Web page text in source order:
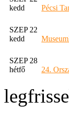
kedd
Pécsi
SZEP 22
kedd
SZEP 28
hétfő
24.